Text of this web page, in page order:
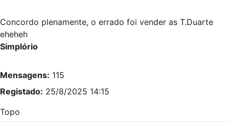
Concordo plenamente, o errado foi vender as T.Duarte
eheheh
Simplório
Mensagens: 115
Registado: 25/8/2025 14:15
Topo